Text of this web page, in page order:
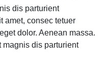
dis parturient
amet, consec tetuer
eget dolor. Aenean massa.
dis parturient